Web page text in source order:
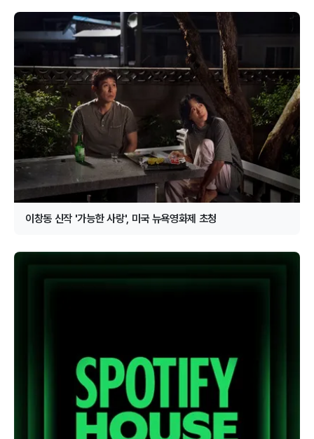
이창동 신작 '가능한 사랑', 미국 뉴욕영화제 초청